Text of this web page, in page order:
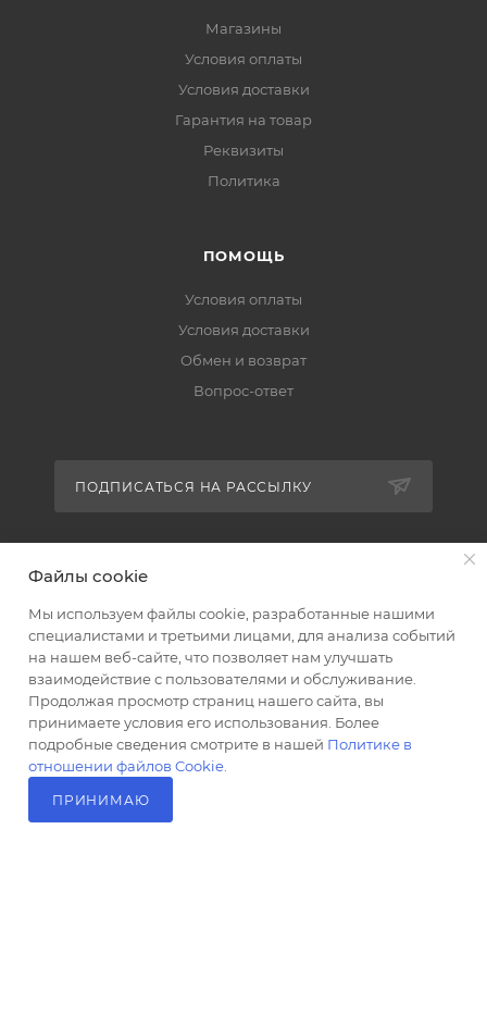
Магазины
Условия оплаты
Условия доставки
Гарантия на товар
Реквизиты
Политика
ПОМОЩЬ
Условия оплаты
Условия доставки
Обмен и возврат
Вопрос-ответ
ПОДПИСАТЬСЯ НА РАССЫЛКУ
altus@poligraf-kit.ru
Магазин-склад ТЦ "Альтус"
Ростовская обл, Аксайский р-н,
пос. Янтарный, Малое Зеленое
Кольцо, 3, ТЦ "Альтус" 1 этаж
Показать на карте
Файлы cookie
Мы используем файлы cookie, разработанные нашими
специалистами и третьими лицами, для анализа событий
на нашем веб-сайте, что позволяет нам улучшать
взаимодействие с пользователями и обслуживание.
Продолжая просмотр страниц нашего сайта, вы
принимаете условия его использования. Более
подробные сведения смотрите в нашей Политике в
отношении файлов Cookie
ПРИНИМАЮ